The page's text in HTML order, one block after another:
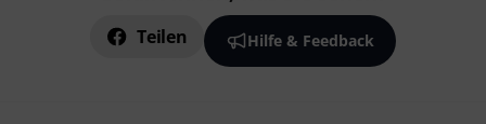
Teilen Hilfe & Feedback